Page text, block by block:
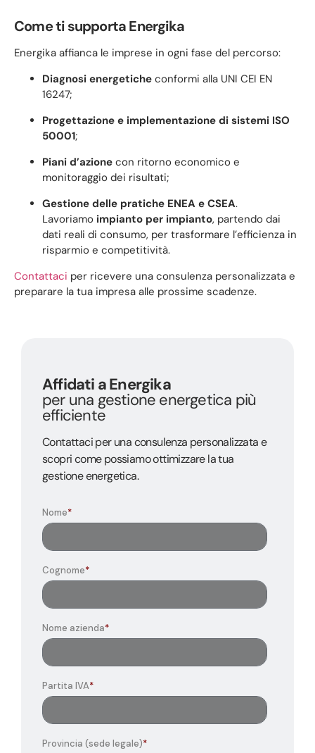
Come ti supporta Energika
Energika affianca le imprese in ogni fase del percorso:
Diagnosi energetiche conformi alla UNI CEI EN
16247;
Progettazione e implementazione di sistemi ISO
50001;
Piani d’azione con ritorno economico e
monitoraggio dei risultati;
Gestione delle pratiche ENEA e CSEA.
Lavoriamo impianto per impianto, partendo dai
dati reali di consumo, per trasformare l’efficienza in
risparmio e competitività.
Contattaci per ricevere una consulenza personalizzata e
preparare la tua impresa alle prossime scadenze.
Affidati a Energika
per una gestione energetica più
efficiente
Contattaci per una consulenza personalizzata e
scopri come possiamo ottimizzare la tua
gestione energetica.